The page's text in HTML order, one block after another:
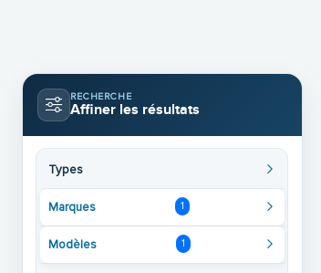
RECHERCHE
Affiner les résultats
Types
Marques 1
Modèles 1